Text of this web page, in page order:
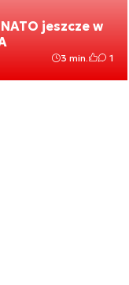
jeszcze w
3 min. 1